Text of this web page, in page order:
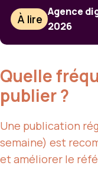
À lire
Agence
2026
Quelle
publier ?
Une publication
semaine) est
et améliorer le